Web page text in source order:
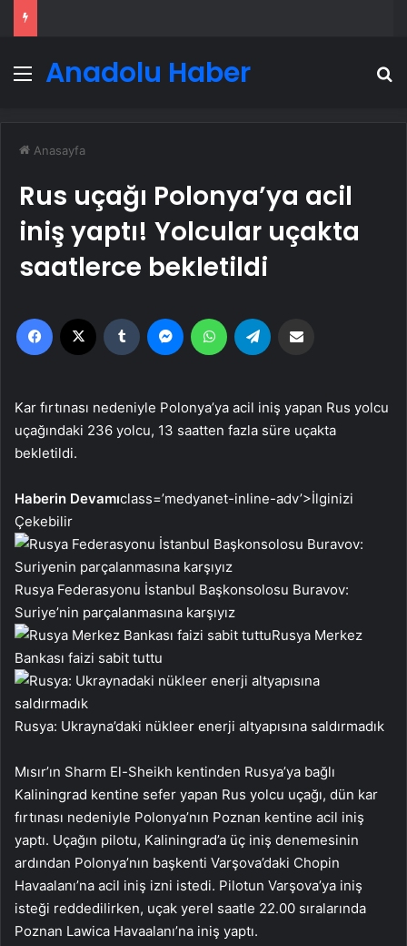
Menü
Anadolu Haber
Anasayfa
Rus uçağı Polonya’ya acil
iniş yaptı! Yolcular uçakta
saatlerce bekletildi
Facebook Tumblr MessengerWhatsApp
Kar fırtınası nedeniyle Polonya’ya acil iniş yapan Rus yolcu
uçağındaki 236 yolcu, 13 saatten fazla süre uçakta
bekletildi.
Haberin Devamıclass=’medyanet-inline-adv’>İlginizi
Çekebilir
Rusya Federasyonu İstanbul Başkonsolosu Buravov:
Suriye’nin parçalanmasına karşıyız
Rusya Merkez
Bankası faizi sabit tuttu
Rusya: Ukrayna’daki nükleer enerji altyapısına saldırmadık
Mısır’ın Sharm El-Sheikh kentinden Rusya’ya bağlı
Kaliningrad kentine sefer yapan Rus yolcu uçağı, dün kar
fırtınası nedeniyle Polonya’nın Poznan kentine acil iniş
yaptı. Uçağın pilotu, Kaliningrad’a üç iniş denemesinin
ardından Polonya’nın başkenti Varşova’daki Chopin
Havaalanı’na acil iniş izni istedi. Pilotun Varşova’ya iniş
isteği reddedilirken, uçak yerel saatle 22.00 sıralarında
Poznan Lawica Havaalanı’na iniş yaptı.